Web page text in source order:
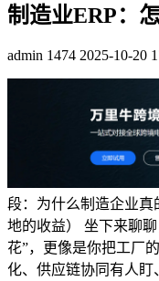
制造业ERP：
admin 1474 2025-10-20
段：为什么制造企业真
地的收益） 坐下来聊
花”，更像是你把工厂
化、供应链协同有人